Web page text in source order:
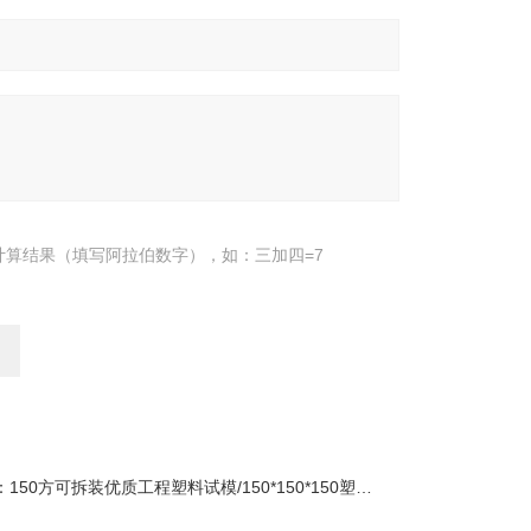
算结果（填写阿拉伯数字），如：三加四=7
150方可拆装优质工程塑料试模/150*150*150塑料试模